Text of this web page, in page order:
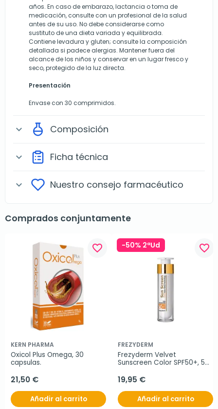
años. En caso de embarazo, lactancia o toma de
medicación, consulte con un profesional de la salud
antes de su uso. No debe considerarse como
sustituto de una dieta variada y equilibrada.
Contiene levadura y gluten; consulte la composición
detallada si padece alergias. Mantener fuera del
alcance de los niños y conservar en un lugar fresco y
seco, protegido de la luz directa.
Presentación
Envase con 30 comprimidos.
expand_more Composición
expand_more Ficha técnica
expand_more Nuestro consejo farmacéutico
Comprados conjuntamente
favorite_border
KERN PHARMA
Oxicol Plus Omega, 30
capsulas.
21,50 €
Añadir al carrito
-50% 2ªUd favorite_border
FREZYDERM
Frezyderm Velvet
Sunscreen Color SPF50+, 50
19,95 €
Añadir al carrito